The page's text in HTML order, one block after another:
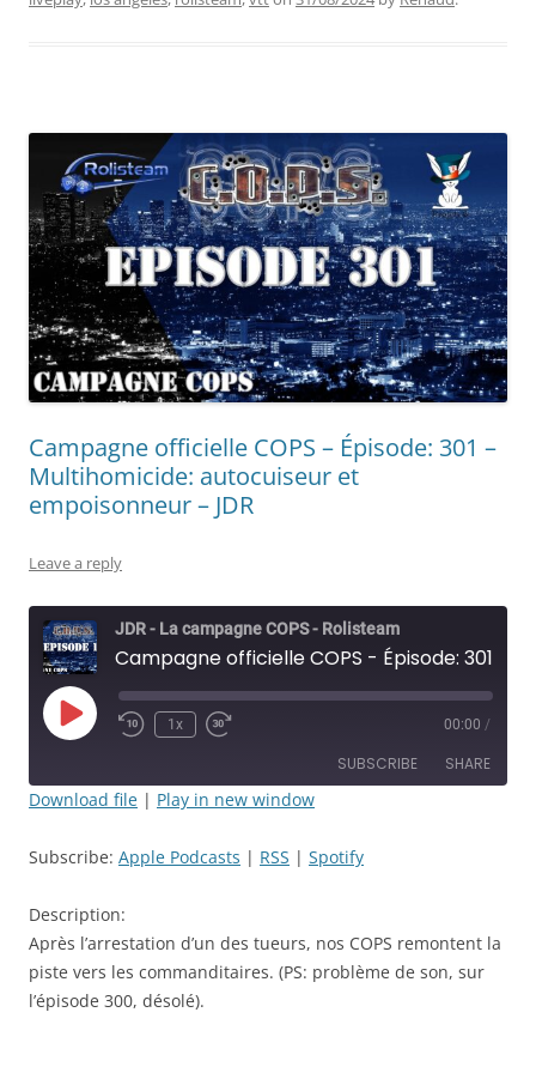
Campagne officielle COPS – Épisode: 301 –
Multihomicide: autocuiseur et
empoisonneur – JDR
Leave a reply
JDR - La campagne COPS - Rolisteam
Play
Episode
Rewind
1x
Fast
seconds
00:00 /
SUBSCRIBE SHARE
RSS FEED
EMBED
Download file | Play in new window
Subscribe: Apple Podcasts | RSS | Spotify
Description:
Après l’arrestation d’un des tueurs, nos COPS remontent la
piste vers les commanditaires. (PS: problème de son, sur
l’épisode 300, désolé).